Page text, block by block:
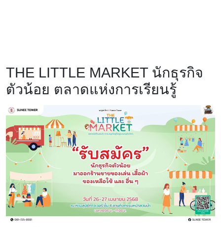
THE LITTLE MARKET นักธุรกิจ
ตัวน้อย ตลาดแห่งการเรียนรู้